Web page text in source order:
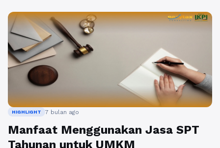
HIGHLIGHT 7 bulan ago
Manfaat Menggunakan Jasa SPT
Tahunan untuk UMKM